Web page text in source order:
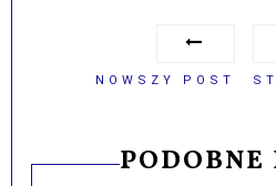
NOWSZY POST
PODOBNE